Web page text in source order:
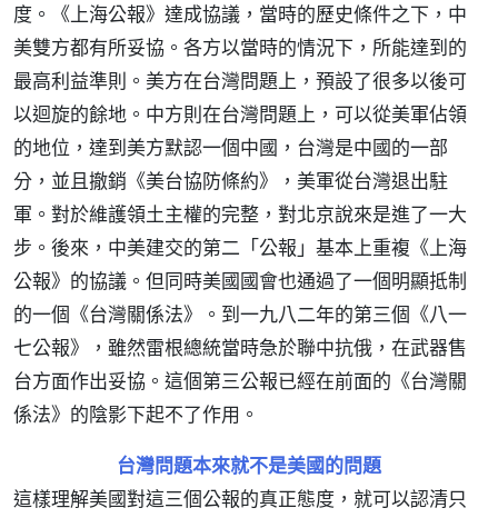
度。《上海公報》達成協議，當時的歷史條件之下，中
美雙方都有所妥協。各方以當時的情況下，所能達到的
最高利益準則。美方在台灣問題上，預設了很多以後可
以迴旋的餘地。中方則在台灣問題上，可以從美軍佔領
的地位，達到美方默認一個中國，台灣是中國的一部
分，並且撤銷《美台協防條約》，美軍從台灣退出駐
軍。對於維護領土主權的完整，對北京說來是進了一大
步。後來，中美建交的第二「公報」基本上重複《上海
公報》的協議。但同時美國國會也通過了一個明顯抵制
的一個《台灣關係法》。到一九八二年的第三個《八一
七公報》，雖然雷根總統當時急於聯中抗俄，在武器售
台方面作出妥協。這個第三公報已經在前面的《台灣關
係法》的陰影下起不了作用。
台灣問題本來就不是美國的問題
這樣理解美國對這三個公報的真正態度，就可以認清只